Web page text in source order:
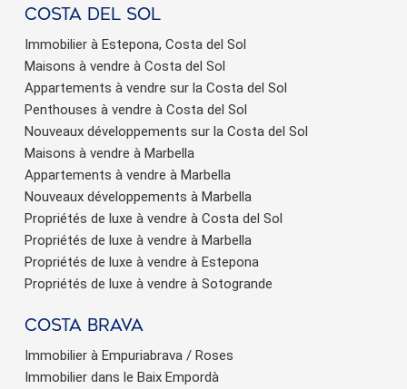
Costa del sol
Immobilier à Estepona, Costa del Sol
Maisons à vendre à Costa del Sol
Appartements à vendre sur la Costa del Sol
Penthouses à vendre à Costa del Sol
Nouveaux développements sur la Costa del Sol
Maisons à vendre à Marbella
Appartements à vendre à Marbella
Nouveaux développements à Marbella
Propriétés de luxe à vendre à Costa del Sol
Propriétés de luxe à vendre à Marbella
Propriétés de luxe à vendre à Estepona
Propriétés de luxe à vendre à Sotogrande
Costa brava
Immobilier à Empuriabrava / Roses
Immobilier dans le Baix Empordà